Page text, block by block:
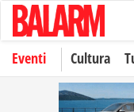
Eventi Cultura